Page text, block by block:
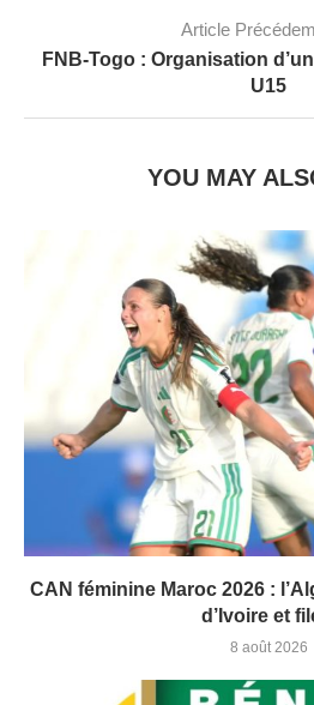
Article
FNB-Togo : Organisation
U15
YOU MAY
CAN féminine Maroc 2026 :
d’Ivoire et
8 août 2026